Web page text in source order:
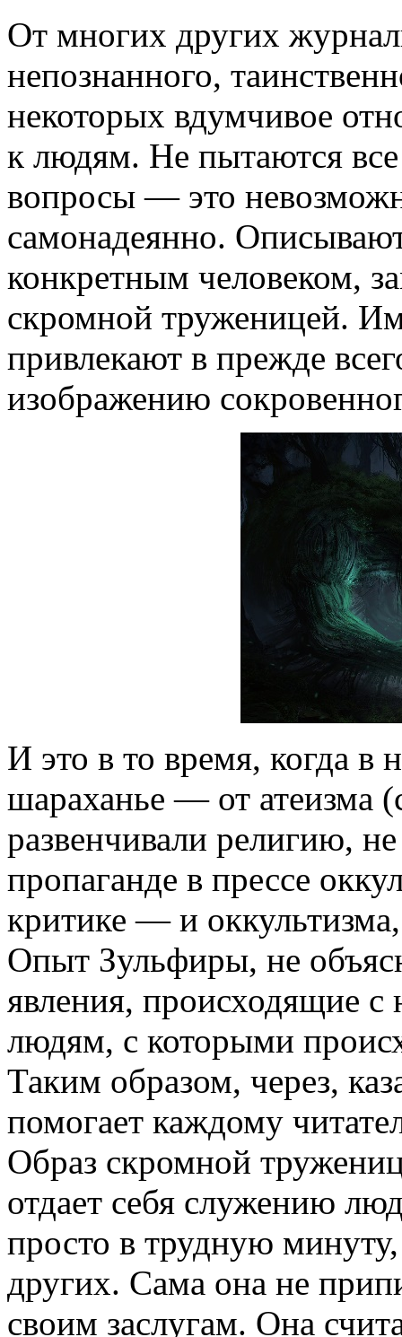
От многих других
непознанного,
некоторых вдумчивое
к людям. Не пытаются все
вопросы — это
самонадеянно.
конкретным человеком,
скромной труженицей.
привлекают в прежде
изображению
И это в то время, когда в
шараханье — от атеизма
развенчивали религию,
пропаганде в прессе
критике — и
Опыт Зульфиры, не
явления, происходящие с
людям, с которыми
Таким образом, через,
помогает каждому
Образ скромной
отдает себя служению
просто в трудную минуту,
других. Сама она не
своим заслугам. Она